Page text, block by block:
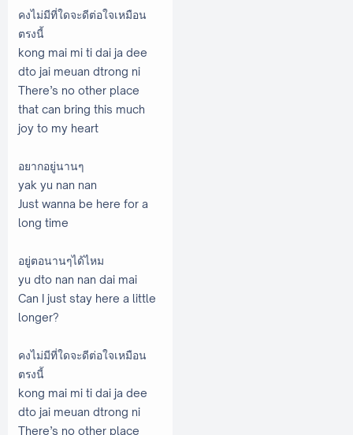
คงไม่มีที่ใดจะดีต่อใจเหมือน
ตรงนี้
kong mai mi ti dai ja dee
dto jai meuan dtrong ni
There’s no other place
that can bring this much
joy to my heart
อยากอยู่นานๆ
yak yu nan nan
Just wanna be here for a
long time
อยู่ตอนานๆได้ไหม
yu dto nan nan dai mai
Can I just stay here a little
longer?
คงไม่มีที่ใดจะดีต่อใจเหมือน
ตรงนี้
kong mai mi ti dai ja dee
dto jai meuan dtrong ni
There’s no other place